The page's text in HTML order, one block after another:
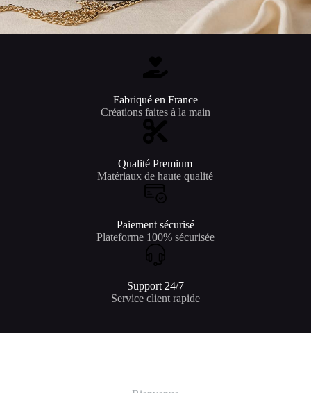
Fabriqué en France
Créations faites à la main
Qualité Premium
Matériaux de haute qualité
Paiement sécurisé
Plateforme 100% sécurisée
Support 24/7
Service client rapide